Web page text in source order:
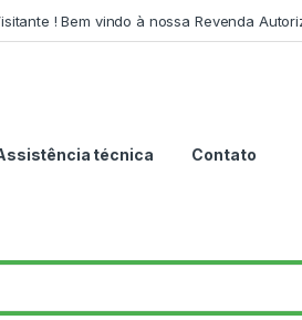
! Bem vindo à nossa Revenda
técnica Contato